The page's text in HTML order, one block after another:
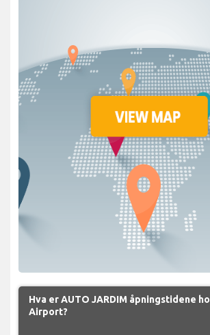
Hva er AUTO JARDIM åpningstidene
Airport?